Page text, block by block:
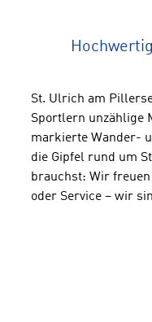
St. Ulrich am
Sportlern unzählige
markierte Wander-
die Gipfel rund um
brauchst: Wir
oder Service – wir